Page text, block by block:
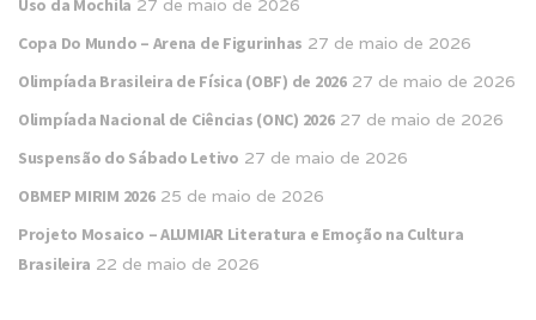
Uso da Mochila 27 de maio de 2026
Copa Do Mundo – Arena de Figurinhas 27 de maio de 2026
Olimpíada Brasileira de Física (OBF) de 2026 27 de maio de 2026
Olimpíada Nacional de Ciências (ONC) 2026 27 de maio de 2026
Suspensão do Sábado Letivo 27 de maio de 2026
OBMEP MIRIM 2026 25 de maio de 2026
Projeto Mosaico – ALUMIAR Literatura e Emoção na Cultura
Brasileira 22 de maio de 2026